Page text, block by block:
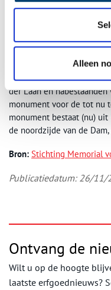
Alleen
Damslachtoffers 7 mei
identiteit te achterhalen.
Op 7 mei 2016 is door de
der Laan en
monument voor de tot nu
monument bestaat (nu)
de noordzijde van de
Bron: Stichting Memorial
Publicatiedatum: 26/11/
Ontvang de
Wilt u op de hoogte
laatste erfgoednieuws?